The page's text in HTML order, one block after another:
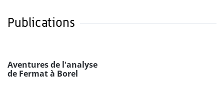
Publications
Aventures de l'analyse
de Fermat à Borel